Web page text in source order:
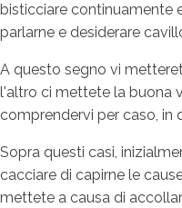
bisticciare continuamente
parlarne e desiderare
A questo segno vi
l'altro ci mettete la buona
comprendervi per caso, in
Sopra questi casi,
cacciare di capirne le
mettete a causa di